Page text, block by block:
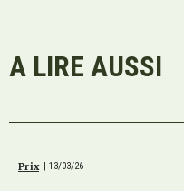
A LIRE AUSSI
Prix 13/03/26